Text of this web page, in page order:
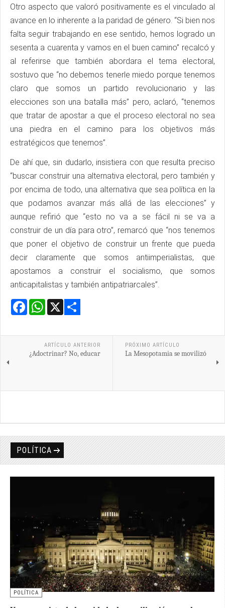
Otro aspecto que valoró positivamente es el vinculado al
avance en lo inherente a la paridad de género. “Si bien nos
falta seguir trabajando en ese sentido, hemos logrado un
sesenta a cuarenta y vamos en el buen camino” recalcó y
al referirse que también abordara el tema electoral,
sostuvo que “no debemos tenerle miedo porque tenemos
claro que somos un partido revolucionario y las
elecciones son una batalla más” pero, aclaró, “tenemos
que tratar de apostar a que el proceso electoral no sea
una piedra en el camino para los objetivos más
estratégicos que tenemos”.
De ahí que, sin dudarlo, insistiera con que resulta preciso
“buscar construir una alternativa electoral, pero también y
por encima de todo, una alternativa que sea política en la
que podamos avanzar más allá de las elecciones” y
aunque refirió que “esto no va a se fácil ni se va a
construir de un día para otro”, remarcó que “nos tenemos
que poner el objetivo de construir un frente que pueda
decir claramente que somos antiimperialistas, que
apostamos a construir el socialismo, que somos
anticapitalistas y también antipatriarcales”.
Facebook
WhatsApp
ARTÍCULO ANTERIOR
¿Adoctrinar? No, educar
PRÓXIMO ARTÍCULO
La Mesopotamia se movilizó
POLÍTICA
POLÍTICA